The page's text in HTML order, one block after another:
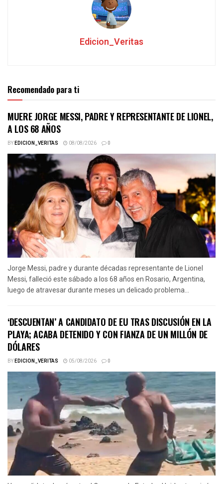
Edicion_Veritas
Recomendado para ti
MUERE JORGE MESSI, PADRE Y REPRESENTANTE DE LIONEL,
A LOS 68 AÑOS
BYEDICION_VERITAS 08/08/2026 0
Jorge Messi, padre y durante décadas representante de Lionel
Messi, falleció este sábado a los 68 años en Rosario, Argentina,
luego de atravesar durante meses un delicado problema...
‘DESCUENTAN’ A CANDIDATO DE EU TRAS DISCUSIÓN EN LA
PLAYA; ACABA DETENIDO Y CON FIANZA DE UN MILLÓN DE
DÓLARES
BYEDICION_VERITAS 05/08/2026 0